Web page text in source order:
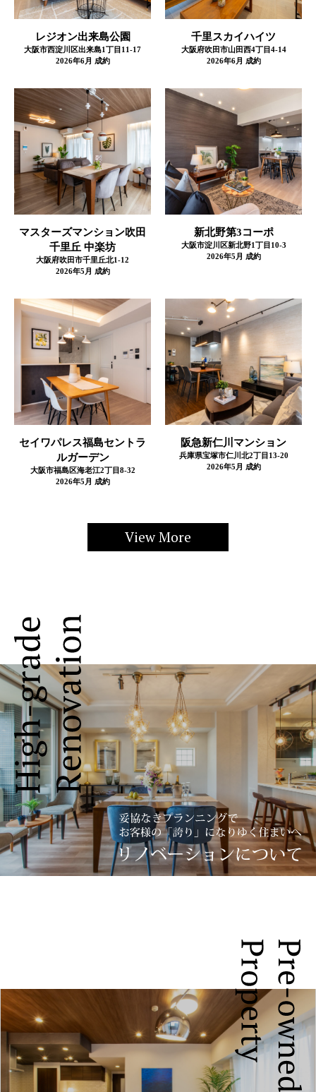
レジオン出来島公園
大阪市西淀川区出来島1丁目11-17
2026年6月 成約
千里スカイハイツ
大阪府吹田市山田西4丁目4-14
2026年6月 成約
マスターズマンション吹田
千里丘 中楽坊
大阪府吹田市千里丘北1-12
2026年5月 成約
新北野第3コーポ
大阪市淀川区新北野1丁目10-3
2026年5月 成約
セイワパレス福島セントラ
ルガーデン
大阪市福島区海老江2丁目8-32
2026年5月 成約
阪急新仁川マンション
兵庫県宝塚市仁川北2丁目13-20
2026年5月 成約
View More